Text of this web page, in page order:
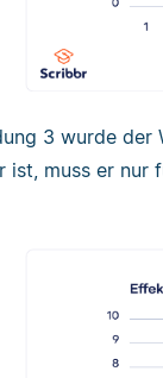
3 wurde der
ist, muss er nur